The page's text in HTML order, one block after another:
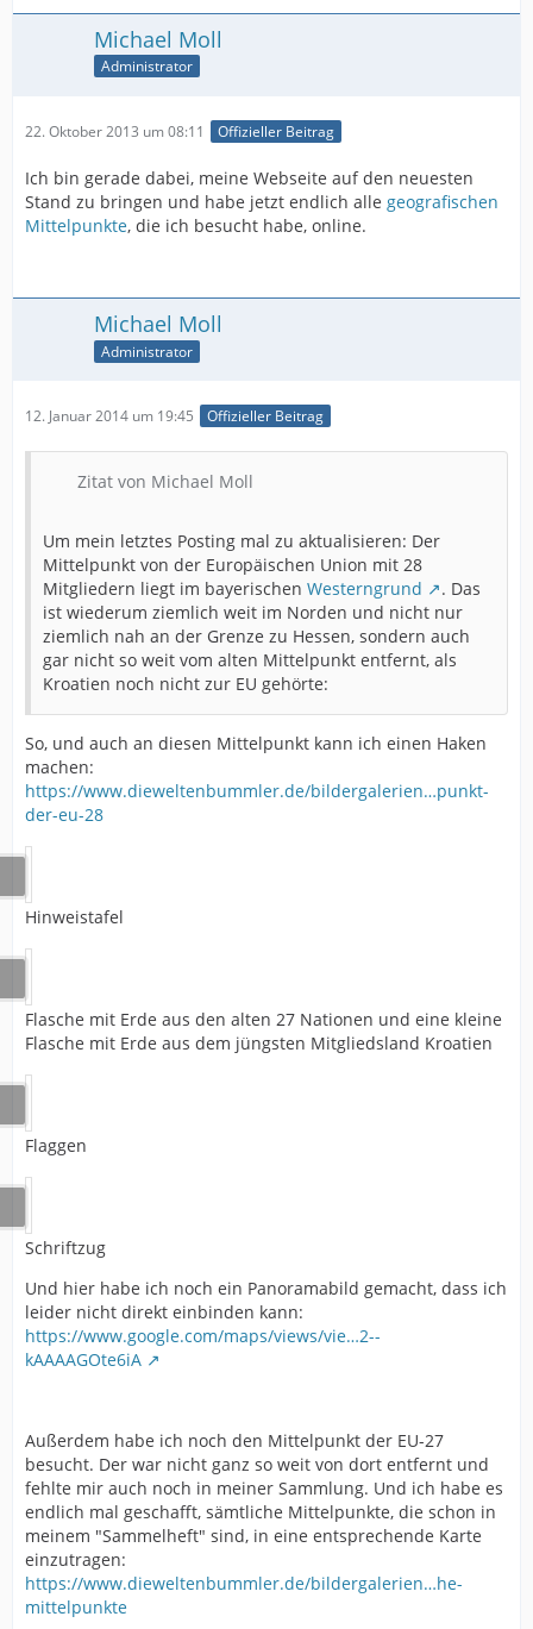
Michael Moll
Administrator
22. Oktober 2013 um 08:11 Offizieller Beitrag
Ich bin gerade dabei, meine Webseite auf den neuesten
Stand zu bringen und habe jetzt endlich alle geografischen
Mittelpunkte, die ich besucht habe, online.
Michael Moll
Administrator
12. Januar 2014 um 19:45 Offizieller Beitrag
Zitat von Michael Moll
Um mein letztes Posting mal zu aktualisieren: Der
Mittelpunkt von der Europäischen Union mit 28
Mitgliedern liegt im bayerischen Westerngrund
. Das
ist wiederum ziemlich weit im Norden und nicht nur
ziemlich nah an der Grenze zu Hessen, sondern auch
gar nicht so weit vom alten Mittelpunkt entfernt, als
Kroatien noch nicht zur EU gehörte:
So, und auch an diesen Mittelpunkt kann ich einen Haken
machen:
https://www.dieweltenbummler.de/bildergalerien…punkt-
der-eu-28
Hinweistafel
Flasche mit Erde aus den alten 27 Nationen und eine kleine
Flasche mit Erde aus dem jüngsten Mitgliedsland Kroatien
Flaggen
Schriftzug
Und hier habe ich noch ein Panoramabild gemacht, dass ich
leider nicht direkt einbinden kann:
https://www.google.com/maps/views/vie…2--
kAAAAGOte6iA
Außerdem habe ich noch den Mittelpunkt der EU-27
besucht. Der war nicht ganz so weit von dort entfernt und
fehlte mir auch noch in meiner Sammlung. Und ich habe es
endlich mal geschafft, sämtliche Mittelpunkte, die schon in
meinem "Sammelheft" sind, in eine entsprechende Karte
einzutragen:
https://www.dieweltenbummler.de/bildergalerien…he-
mittelpunkte